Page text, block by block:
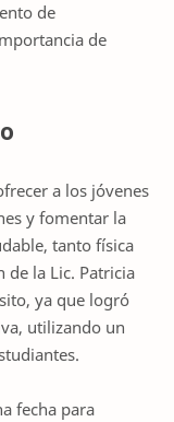
de
de
a los jóvenes
y fomentar la
tanto física
de la Lic. Patricia
ya que logró
utilizando un
fecha para